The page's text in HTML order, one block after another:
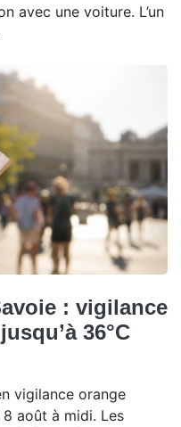
avec une voiture. L’un
: vigilance
36°C
vigilance orange
août à midi. Les